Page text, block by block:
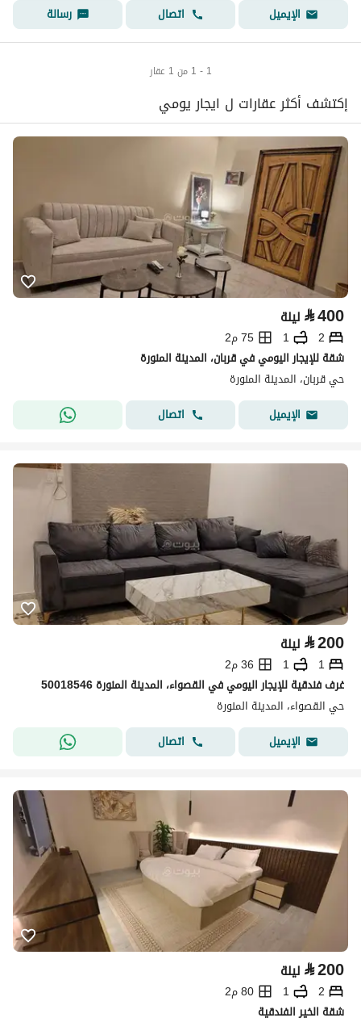
الإيميل
اتصال رسالة
1 - 1 من 1 عقار
إكتشف أكثر عقارات ل ايجار يومي
⃁400 ليلة
2
1
75 م2
شقة للإيجار اليومي في قربان، المدينة المنورة
حي قربان، المدينة المنورة
الإيميل
اتصال
⃁200 ليلة
1
1
36 م2
غرف فندقية للإيجار اليومي في القصواء، المدينة المنورة 50018546
حي القصواء، المدينة المنورة
الإيميل
اتصال
⃁200 ليلة
2
1
80 م2
شقة الخير الفندقية